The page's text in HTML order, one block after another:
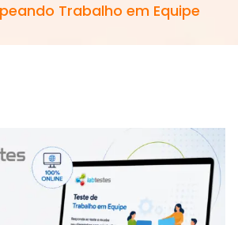
Trabalho em Equipe